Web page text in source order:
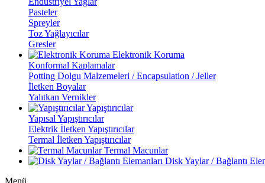
Pasteler
Spreyler
Toz Yağlayıcılar
Gresler
Elektronik Koruma
Konformal Kaplamalar
Potting Dolgu Malzemeleri / Encapsulation / Jeller
İletken Boyalar
Yalıtkan Vernikler
Yapıştırıcılar
Yapısal Yapıştırıcılar
Elektrik İletken Yapıştırıcılar
Termal İletken Yapıştırıcılar
Termal Macunlar
Disk Yaylar / Bağlantı
Menü